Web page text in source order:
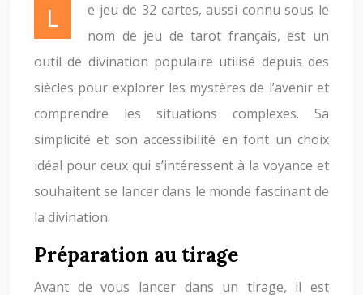
Le jeu de 32 cartes, aussi connu sous le
nom de jeu de tarot français, est un
outil de divination populaire utilisé depuis des
siècles pour explorer les mystères de l’avenir et
comprendre les situations complexes. Sa
simplicité et son accessibilité en font un choix
idéal pour ceux qui s’intéressent à la voyance et
souhaitent se lancer dans le monde fascinant de
la divination.
Préparation au tirage
Avant de vous lancer dans un tirage, il est